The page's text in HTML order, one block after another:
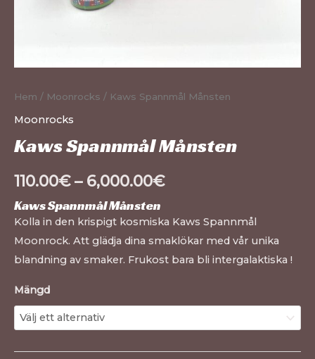
Hem / Moonrocks / Kaws Spannmål Månsten
Moonrocks
Kaws Spannmål Månsten
110.00€– 6,000.00€
Kaws Spannmål Månsten
Kolla in den krispigt kosmiska Kaws Spannmål
Moonrock. Att glädja dina smaklökar med vår unika
blandning av smaker. Frukost bara bli intergalaktiska !
Mängd